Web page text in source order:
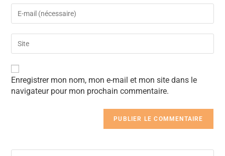
Enregistrer mon nom, mon e-mail et mon site dans le
navigateur pour mon prochain commentaire.